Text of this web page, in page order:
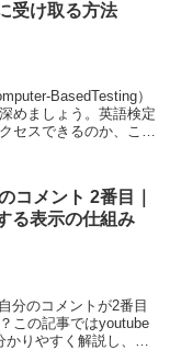
受け取る方法
BasedTesting）
めましょう。英語検定
セスできるのか、この
コメント 2番目｜
る表示の仕組み
分のコメントが2番目
この記事ではyoutube
りやすく解説し、実